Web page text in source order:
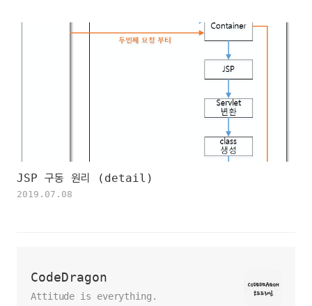
JSP 구동 원리 (detail)
2019.07.08
CodeDragon
Attitude is everything.